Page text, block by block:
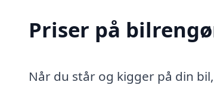
Priser på
Når du står og kigger på din